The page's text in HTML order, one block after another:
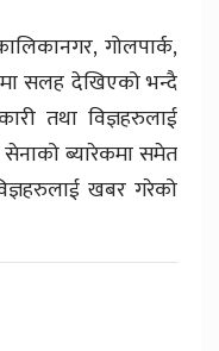
गोलपार्क,
सलह देखिएको भन्दै
तथा विज्ञहरुलाई
ब्यारेकमा समेत
खबर गरेको